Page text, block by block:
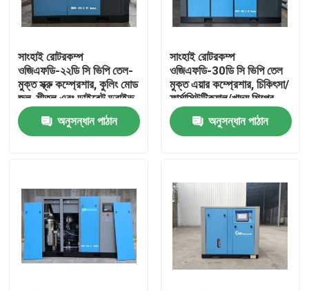
পণ্য
ভিডিও
সাংহাই রোটরকম্প
ওজিএফডি-২২ডি সি ভিপি তেল-
মুক্ত স্ক্রু কম্প্রেশার, কুলিং মোড
জল-শীতল এবং ডাইরেক্ট ড্রাইভ
সহ
অনুসন্ধান পাঠান
সাংহাই রোটরকম্প
ওজিএফডি-30ডি সি ভিপি তেল
মুক্ত এয়ার কম্প্রেশার, চিকিৎসা/
ফার্মাসিউটিক্যাল/খাদ্য শিল্পের
জন্য, তেল দূষণ মুক্ত, শক্তি
অনুসন্ধান পাঠান